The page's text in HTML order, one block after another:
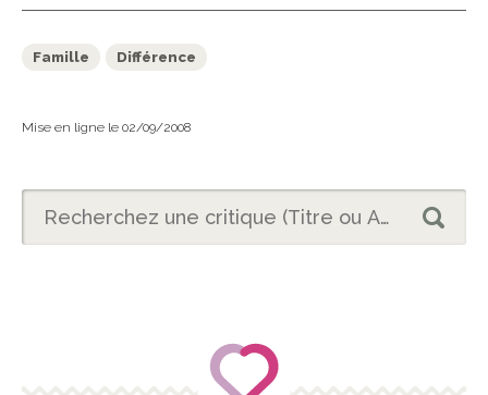
Famille Différence
Mise en ligne le 02/09/2008